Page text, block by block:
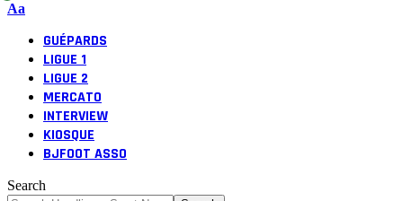
Font
Aa
GUÉPARDS
LIGUE 1
LIGUE 2
MERCATO
INTERVIEW
KIOSQUE
BJFOOT ASSO
Search